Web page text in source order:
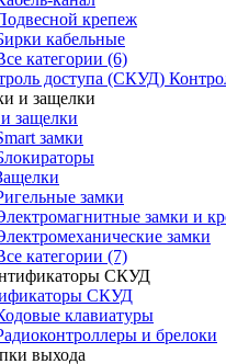
крепеж
кабельные
категории (6)
защелки
замки
замки
замки и
замки
категории (7)
СКУД
клавиатуры
и брелоки